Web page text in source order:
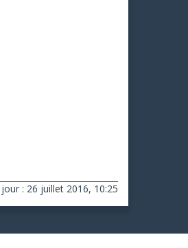
: 26 juillet 2016, 10:25